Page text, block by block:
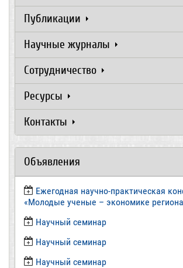
Публикации
Научные журналы
Сотрудничество
Ресурсы
Контакты
Объявления
Ежегодная научно-практическая
«Молодые ученые – экономике
​Научный семинар
​Научный семинар
Научный семинар